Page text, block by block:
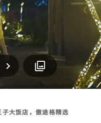
下一页
大饭店，傲途格精选